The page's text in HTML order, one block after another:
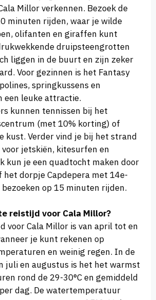
Millor verkennen. Bezoek de
minuten rijden, waar je wilde
olifanten en giraffen kunt
druipsteengrotten
liggen in de buurt en zijn zeker
Voor gezinnen is het Fantasy
springkussens en
een leuke attractie.
kunnen tennissen bij het
(met 10% korting) of
kust. Verder vind je bij het strand
jetskiën, kitesurfen en
kun je een quadtocht maken door
het dorpje Capdepera met 14e-
op 15 minuten rijden.
reistijd voor Cala Millor?
voor Cala Millor is van april tot en
je kunt rekenen op
en weinig regen. In de
juli en augustus is het het warmst
rond de 29-30°C en gemiddeld
dag. De watertemperatuur